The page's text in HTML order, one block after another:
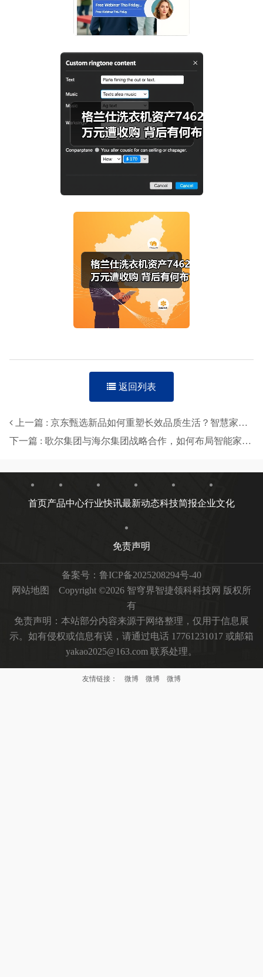
返回列表
上一篇 : 京东甄选新品如何重塑长效品质生活？智慧家电引领用水革新
下一篇 : 歌尔集团与海尔集团战略合作，如何布局智能家电未来？
首页产品中心行业快讯最新动态科技简报企业文化
免责声明
备案号： 鲁ICP备2025208294号-40
网站地图
Copyright ©2026 智穹界智捷领科科技网 版权所
有
免责声明：本站部分内容来源于网络整理，仅用于信息展
示。如有侵权或信息有误，请通过电话 17761231017 或邮箱
yakao2025@163.com 联系处理。
友情链接： 微博 微博 微博